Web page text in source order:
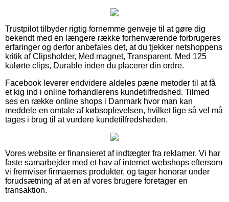
Trustpilot tilbyder rigtig fornemme genveje til at gøre dig
bekendt med en længere række forhenværende forbrugeres
erfaringer og derfor anbefales det, at du tjekker netshoppens
kritik af Clipsholder, Med magnet, Transparent, Med 125
kulørte clips, Durable inden du placerer din ordre.
Facebook leverer endvidere aldeles pæne metoder til at få
et kig ind i online forhandlerens kundetilfredshed. Tilmed
ses en række online shops i Danmark hvor man kan
meddele en omtale af købsoplevelsen, hvilket lige så vel må
tages i brug til at vurdere kundetilfredsheden.
Vores website er finansieret af indtægter fra reklamer. Vi har
faste samarbejder med et hav af internet webshops eftersom
vi fremviser firmaernes produkter, og tager honorar under
forudsætning af at en af vores brugere foretager en
transaktion.